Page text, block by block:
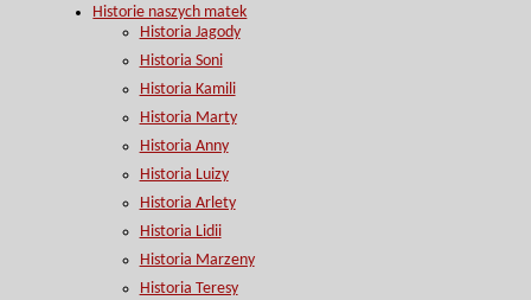
Historie naszych matek
Historia Jagody
Historia Soni
Historia Kamili
Historia Marty
Historia Anny
Historia Luizy
Historia Arlety
Historia Lidii
Historia Marzeny
Historia Teresy